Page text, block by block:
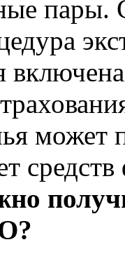
пары.
может